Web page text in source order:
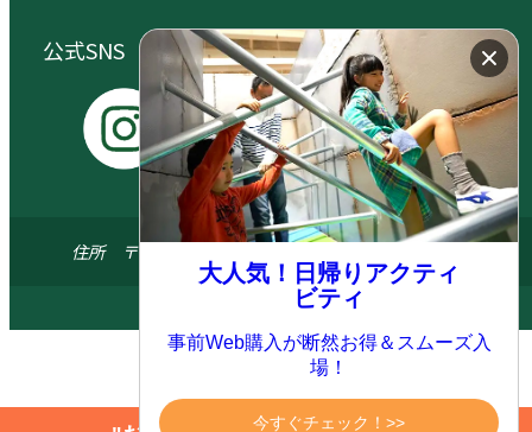
公式SNS（大自然阿蘇健康の森／阿蘇元気の森）
s
g
Y
o
u
t
b
e
X
F
a
c
e
住所 〒869-1404 熊本県阿蘇郡南阿蘇村河陽5579-3
© 2024 ASO FARM LAND All.right reserved
大人気！日帰りアクティ
ビティ
事前Web購入が断然お得＆スムーズ入
場！
今すぐチェック！>>